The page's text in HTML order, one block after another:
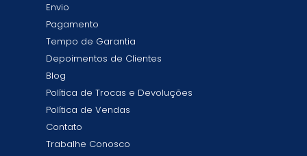
Envio
Pagamento
Tempo de Garantia
Depoimentos de Clientes
Blog
Política de Trocas e Devoluções
Política de Vendas
Contato
Trabalhe Conosco